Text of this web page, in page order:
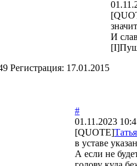
Регистрация: 17.01.2015
И
©
#
01.11.2023
[QUOTE]
в уставе
А если не